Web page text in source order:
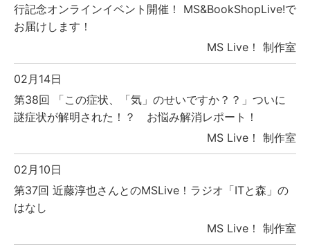
行記念オンラインイベント開催！ MS&BookShopLive!で
お届けします！
MS Live！ 制作室
02月14日
第38回 「この症状、「気」のせいですか？？」ついに
謎症状が解明された！？ お悩み解消レポート！
MS Live！ 制作室
02月10日
第37回 近藤淳也さんとのMSLive！ラジオ「ITと森」の
はなし
MS Live！ 制作室